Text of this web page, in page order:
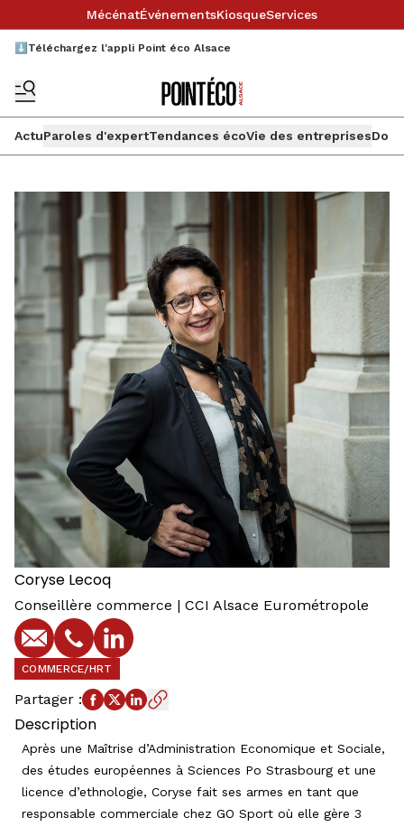
MécénatÉvénementsKiosqueServices
⬇️Téléchargez l'appli Point éco Alsace
ActuParoles d'expertTendances écoVie des entreprises
Coryse Lecoq
Conseillère commerce | CCI Alsace Eurométropole
E-mailTéléphoneProfil LinkedIn
COMMERCE/HRT
Partager :
Description
Après une Maîtrise d’Administration Economique et Sociale,
des études européennes à Sciences Po Strasbourg et une
licence d’ethnologie, Coryse fait ses armes en tant que
responsable commerciale chez GO Sport où elle gère 3